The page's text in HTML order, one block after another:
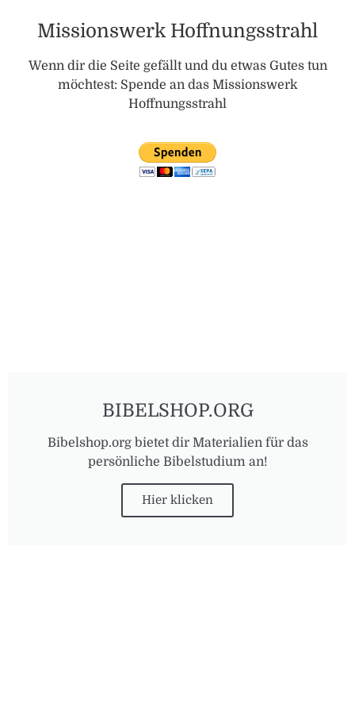
Missionswerk Hoffnungsstrahl
Wenn dir die Seite gefällt und du etwas Gutes tun
möchtest: Spende an das Missionswerk
Hoffnungsstrahl
BIBELSHOP.ORG
Bibelshop.org bietet dir Materialien für das
persönliche Bibelstudium an!
Hier klicken